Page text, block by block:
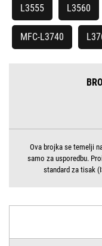
L3555 L3560
MFC-L3740
Ova brojka se temelji
samo za usporedbu.
standard za tisak